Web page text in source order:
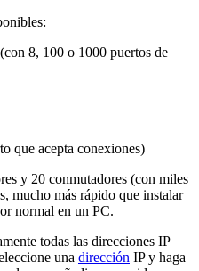
8, 100 o 1000 puertos de
que acepta conexiones)
y 20 conmutadores (con miles
mucho más rápido que instalar
normal en un PC.
todas las direcciones IP
una dirección IP y haga